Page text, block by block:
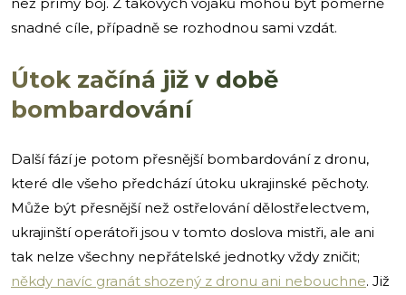
snadné cíle, případně se rozhodnou sami vzdát.
Útok začíná již v době
bombardování
Další fází je potom přesnější bombardování z dronu,
které dle všeho předchází útoku ukrajinské pěchoty.
Může být přesnější než ostřelování dělostřelectvem,
ukrajinští operátoři jsou v tomto doslova mistři, ale ani
tak nelze všechny nepřátelské jednotky vždy zničit;
někdy navíc granát shozený z dronu ani nebouchne. Již